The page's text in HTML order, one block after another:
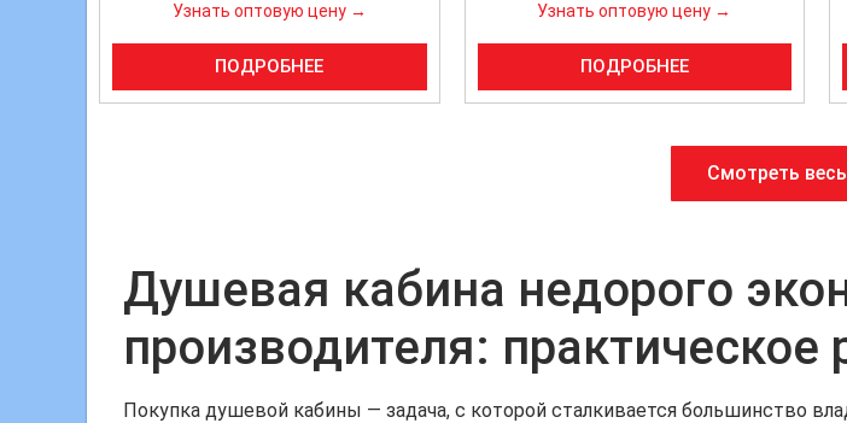
Узнать оптовую цену →
ПОДРОБНЕЕ
Узнать оптовую цену →
ПОДРОБНЕЕ
Смотреть
Душевая кабина недорого
производителя: практическое
Покупка душевой кабины — задача, с которой сталкивается большинство